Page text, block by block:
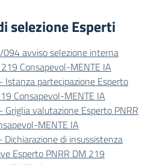
selezione Esperti
avviso selezione interna
Consapevol-MENTE IA
Istanza partecipazione Esperto
Consapevol-MENTE IA
valutazione Esperto PNRR
MENTE IA
di insussistenza
Esperto PNRR DM 219